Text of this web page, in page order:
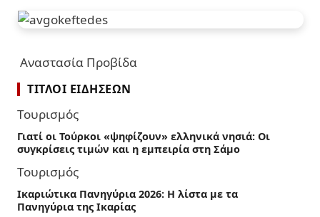
Αναστασία Προβίδα
ΤΊΤΛΟΙ ΕΙΔΉΣΕΩΝ
Τουρισμός
Γιατί οι Τούρκοι «ψηφίζουν» ελληνικά νησιά: Οι
συγκρίσεις τιμών και η εμπειρία στη Σάμο
Τουρισμός
Ικαριώτικα Πανηγύρια 2026: Η λίστα με τα
Πανηγύρια της Ικαρίας